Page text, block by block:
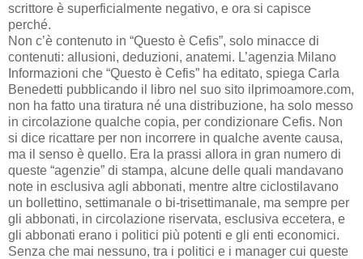
scrittore è superficialmente negativo, e ora si capisce
perché.
Non c’è contenuto in “Questo è Cefis”, solo minacce di
contenuti: allusioni, deduzioni, anatemi. L’agenzia Milano
Informazioni che “Questo è Cefis” ha editato, spiega Carla
Benedetti pubblicando il libro nel suo sito ilprimoamore.com,
non ha fatto una tiratura né una distribuzione, ha solo messo
in circolazione qualche copia, per condizionare Cefis. Non
si dice ricattare per non incorrere in qualche avente causa,
ma il senso è quello. Era la prassi allora in gran numero di
queste “agenzie” di stampa, alcune delle quali mandavano
note in esclusiva agli abbonati, mentre altre ciclostilavano
un bollettino, settimanale o bi-trisettimanale, ma sempre per
gli abbonati, in circolazione riservata, esclusiva eccetera, e
gli abbonati erano i politici più potenti e gli enti economici.
Senza che mai nessuno, tra i politici e i manager cui queste